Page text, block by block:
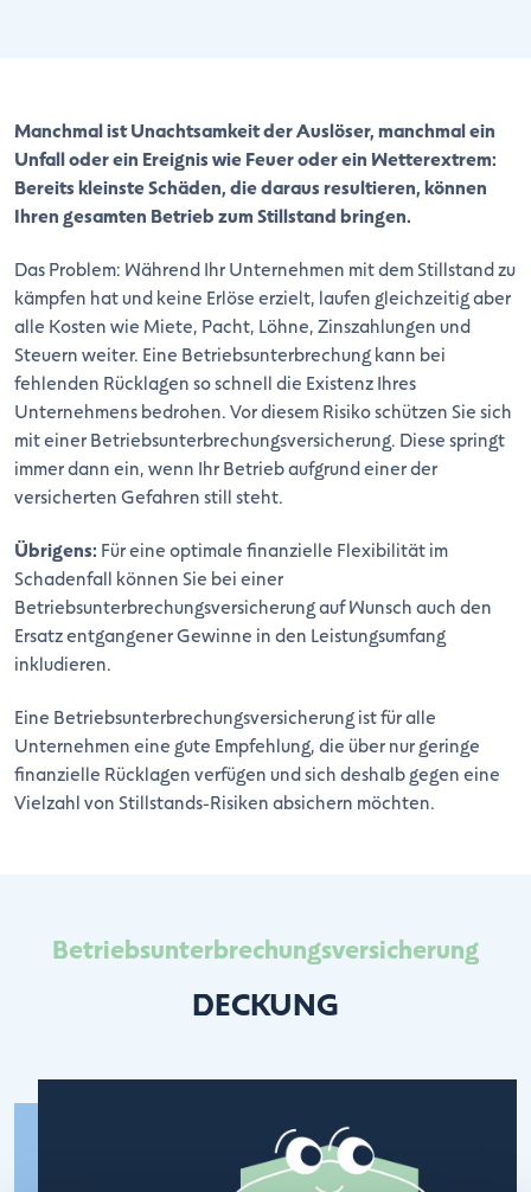
Manchmal ist Unachtsamkeit der Auslöser, manchmal ein
Unfall oder ein Ereignis wie Feuer oder ein Wetterextrem:
Bereits kleinste Schäden, die daraus resultieren, können
Ihren gesamten Betrieb zum Stillstand bringen.
Das Problem: Während Ihr Unternehmen mit dem Stillstand zu
kämpfen hat und keine Erlöse erzielt, laufen gleichzeitig aber
alle Kosten wie Miete, Pacht, Löhne, Zinszahlungen und
Steuern weiter. Eine Betriebsunterbrechung kann bei
fehlenden Rücklagen so schnell die Existenz Ihres
Unternehmens bedrohen. Vor diesem Risiko schützen Sie sich
mit einer Betriebsunterbrechungsversicherung. Diese springt
immer dann ein, wenn Ihr Betrieb aufgrund einer der
versicherten Gefahren still steht.
Übrigens: Für eine optimale finanzielle Flexibilität im
Schadenfall können Sie bei einer
Betriebsunterbrechungsversicherung auf Wunsch auch den
Ersatz entgangener Gewinne in den Leistungsumfang
inkludieren.
Eine Betriebsunterbrechungsversicherung ist für alle
Unternehmen eine gute Empfehlung, die über nur geringe
finanzielle Rücklagen verfügen und sich deshalb gegen eine
Vielzahl von Stillstands-Risiken absichern möchten.
Betriebsunterbrechungsversicherung
DECKUNG